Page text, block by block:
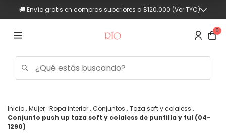
💳 Hasta 3 cuotas sin interés (Compras superiores a $90.000)
0
Inicio . Mujer . Ropa interior . Conjuntos . Taza soft y colaless .
Conjunto push up taza soft y colaless de puntilla y tul (04-
1290)